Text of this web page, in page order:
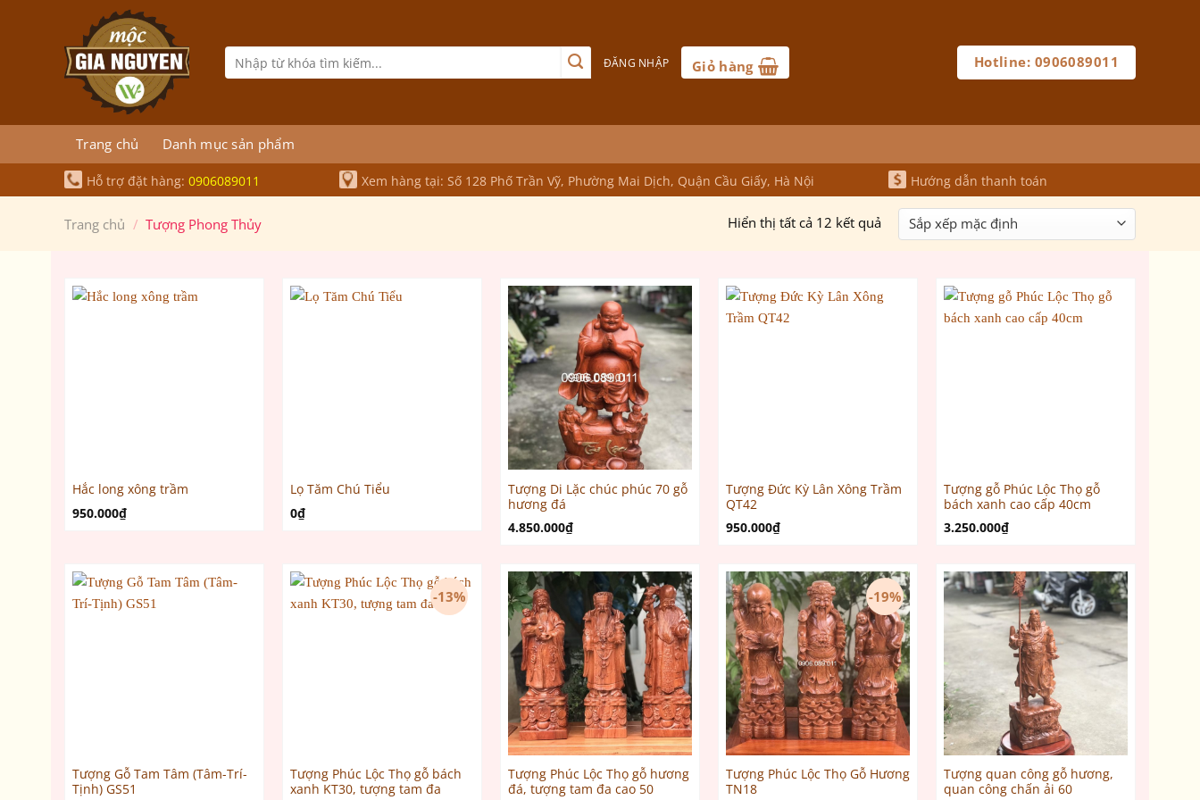
Tìm
kiếm:
ĐĂNG NHẬP Giỏ hàng Hotline: 0906089011
Trang chủ Danh mục sản phẩm
Hỗ trợ đặt hàng: 0906089011 Xem hàng tại: Số 128 Phố Trần Vỹ, Phường Mai Dịch, Quận Cầu Giấy, Hà Nội Hướng dẫn thanh toán
Trang chủ / Tượng Phong Thủy Hiển thị tất cả 12 kết quả
Hắc long xông trầm
950.000₫
Lọ Tăm Chú Tiểu
0₫
Tượng Di Lặc chúc phúc 70 gỗ
hương đá
4.850.000₫
Tượng Đức Kỳ Lân Xông Trầm
QT42
950.000₫
Tượng gỗ Phúc Lộc Thọ gỗ
bách xanh cao cấp 40cm
3.250.000₫
Tượng Gỗ Tam Tâm (Tâm-Trí-
Tịnh) GS51
-13%
Tượng Phúc Lộc Thọ gỗ bách
xanh KT30, tượng tam đa
Tượng Phúc Lộc Thọ gỗ hương
đá, tượng tam đa cao 50
-19%
Tượng Phúc Lộc Thọ Gỗ Hương
TN18
Tượng quan công gỗ hương,
quan công chấn ải 60